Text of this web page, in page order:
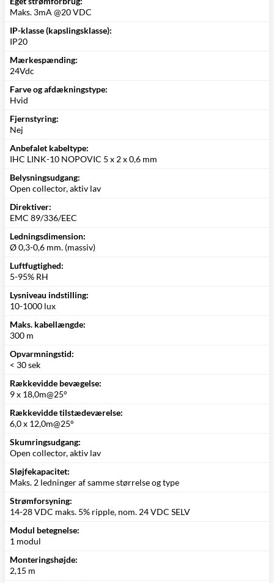
Maks. 3mA @20 VDC
IP-klasse (kapslingsklasse):
IP20
Mærkespænding:
24Vdc
Farve og afdækningstype:
Hvid
Fjernstyring:
Nej
Anbefalet kabeltype:
IHC LINK-10 NOPOVIC 5 x 2 x 0,6 mm
Belysningsudgang:
Open collector, aktiv lav
Direktiver:
EMC 89/336/EEC
Ledningsdimension:
Ø 0,3-0,6 mm. (massiv)
Luftfugtighed:
5-95% RH
Lysniveau indstilling:
10-1000 lux
Maks. kabellængde:
300 m
Opvarmningstid:
< 30 sek
Rækkevidde bevægelse:
9 x 18,0m@25°
Rækkevidde tilstædeværelse:
6,0 x 12,0m@25°
Skumringsudgang:
Open collector, aktiv lav
Sløjfekapacitet:
Maks. 2 ledninger af samme størrelse og type
Strømforsyning:
14-28 VDC maks. 5% ripple, nom. 24 VDC SELV
Modul betegnelse:
1 modul
Monteringshøjde:
2,15 m